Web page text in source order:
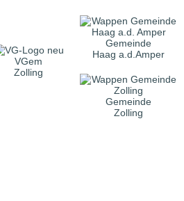
VGem
Zolling
Gemeinde
Haag a.d.Amper
Gemeinde
Zolling